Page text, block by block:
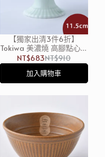
【獨家出清3件6折】
Tokiwa 美濃燒 高腳點心碗
11.5cm 粉綠色 日本製
NT$683NT$910
加入購物車